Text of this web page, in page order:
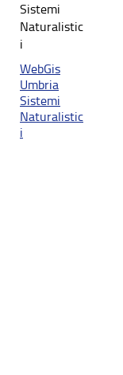
Sistemi
Naturalistic
i
WebGis
Umbria
Sistemi
Naturalistic
i